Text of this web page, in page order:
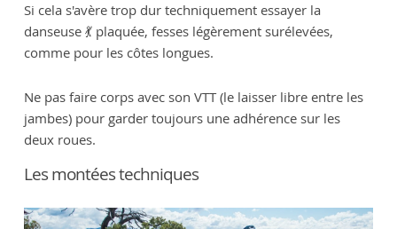
Si cela s'avère trop dur techniquement essayer la
danseuse 💃 plaquée, fesses légèrement surélevées,
comme pour les côtes longues.
Ne pas faire corps avec son VTT (le laisser libre entre les
jambes) pour garder toujours une adhérence sur les
deux roues.
Les montées techniques